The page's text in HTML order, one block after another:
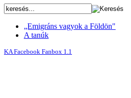
„Emigráns vagyok a Földön"
A tanúk
KA Facebook Fanbox 1.1